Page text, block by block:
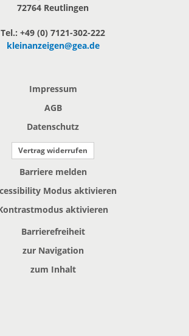
72764 Reutlingen
Tel.: +49 (0) 7121-302-222
kleinanzeigen@gea.de
Impressum
AGB
Datenschutz
Vertrag widerrufen
Barriere melden
Modus aktivieren
aktivieren
Barrierefreiheit
zur Navigation
zum Inhalt